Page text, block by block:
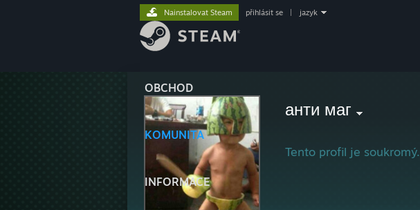
OBCHOD
KOMUNITA
INFORMACE
Nainstalovat Steam přihlásit se jazyk
анти маг
Tento profil je soukromý.